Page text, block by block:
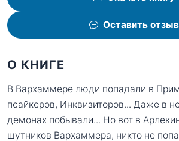
Оставить отзыв
О КНИГЕ
В Вархаммере люди попадали в
псайкеров, Инквизиторов... Даже в
демонах побывали... Но вот в
шутников Вархаммера, никто не